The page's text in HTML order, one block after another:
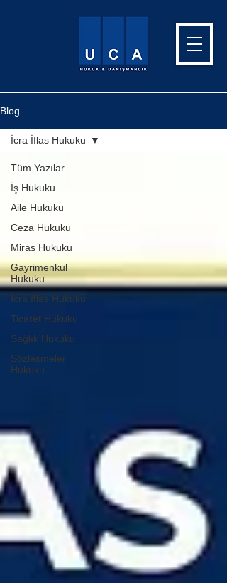
Blog
Tüm Yazılar
İş Hukuku
Aile Hukuku
Ceza Hukuku
Miras Hukuku
Gayrimenkul
Hukuku
İcra İflas Hukuku
Ticaret Hukuku
Sağlık Hukuku
Sözleşmeler
Hukuku
İcra İflas Hukuku